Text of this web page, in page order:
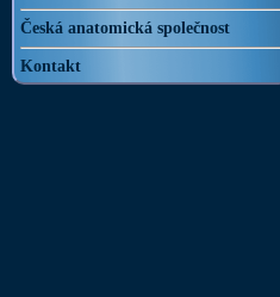
Česká anatomická společnost
Kontakt